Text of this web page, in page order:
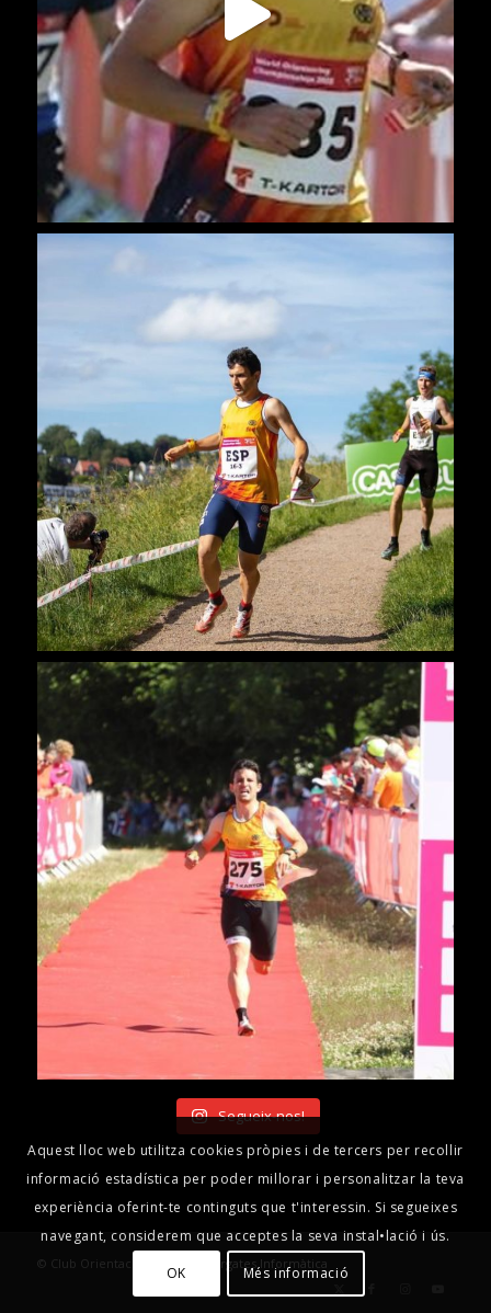
Segueix-nos!
© Club Orientació Berguedà - Ergates Informàtica
Aquest lloc web utilitza cookies pròpies i de tercers per recollir
informació estadística per poder millorar i personalitzar la teva
experiència oferint-te continguts que t'interessin. Si segueixes
navegant, considerem que acceptes la seva instal•lació i ús.
OK Més informació